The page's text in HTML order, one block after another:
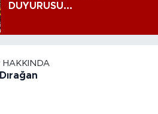
DUYURUSU...
HAKKINDA